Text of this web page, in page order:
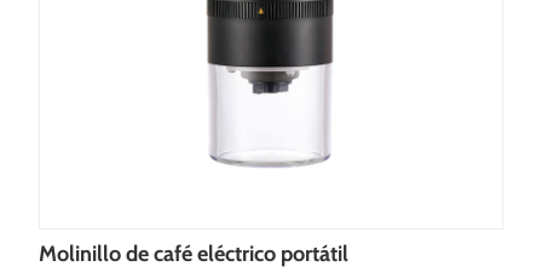
Molinillo de café eléctrico portátil